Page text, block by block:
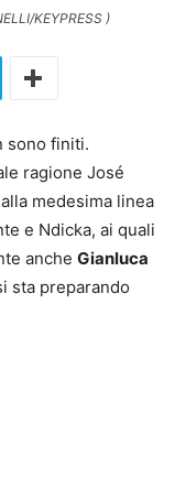
KEYPRESS )
sono finiti.
ragione José
medesima linea
e Ndicka, ai quali
anche Gianluca
sta preparando